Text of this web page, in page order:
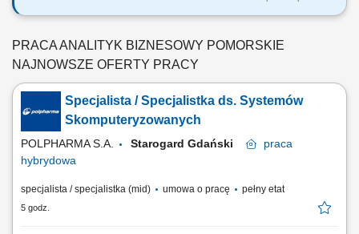
Masz praktyczne doświadczenie w tworzeniu planogramów, space
analizować rotację produktów, marżę, sprzedaż oraz wskaźniki
efektywności powierzchni, a następnie przekładać dane na konkretne
rozwiązania ekspozycyjne?...
PRACA ANALITYK BIZNESOWY POMORSKIE
NAJNOWSZE OFERTY PRACY
Specjalista / Specjalistka ds. Systemów
Skomputeryzowanych
POLPHARMA S.A. Starogard Gdański
praca
hybrydowa
specjalista / specjalistka (mid) umowa o pracę pełny etat
5 godz.